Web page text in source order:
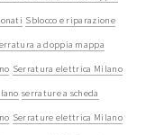
Sblocco e riparazione
a doppia mappa
Serratura elettrica Milano
serrature a scheda
Serrature elettrica Milano